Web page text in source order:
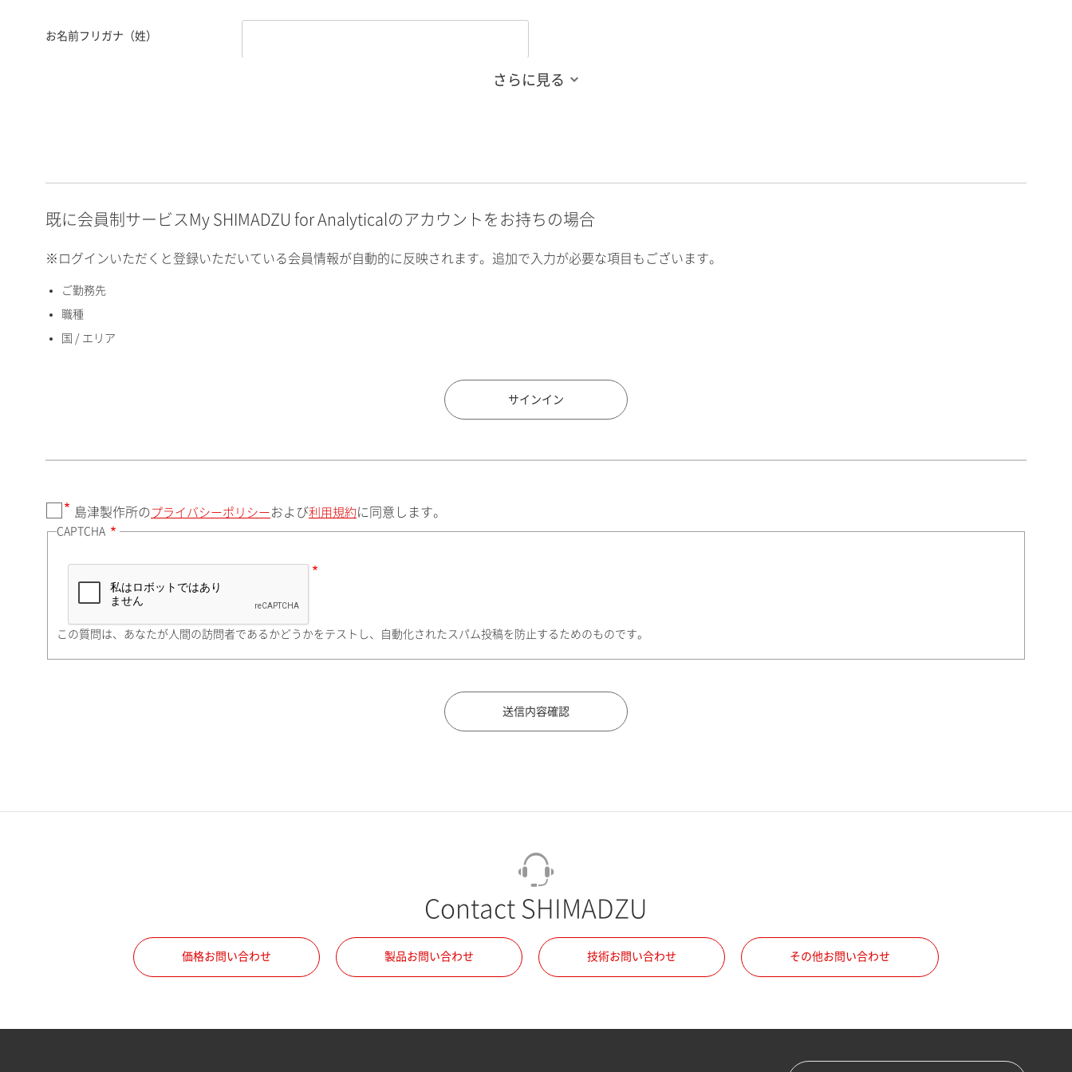
お名前フリガナ（姓）
英数）
国 / エリア
住所検索
町名・番地（勤務先）
所属部署
さらに見る
既に会員制サービスMy SHIMADZU for Analyticalのアカウントをお持ちの場合
※ログインいただくと登録いただいている会員情報が自動的に反映されます。追加で入力が必要な項目もございます。
ご勤務先
職種
国 / エリア
サインイン
島津製作所の プライバシーポリシー および利用規約 に同意します。
CAPTCHA
この質問は、あなたが人間の訪問者であるかどうかをテストし、自動化されたスパム投稿を防止するためのものです。
Contact SHIMADZU
価格お問い合わせ 製品お問い合わせ 技術お問い合わせ その他お問い合わせ